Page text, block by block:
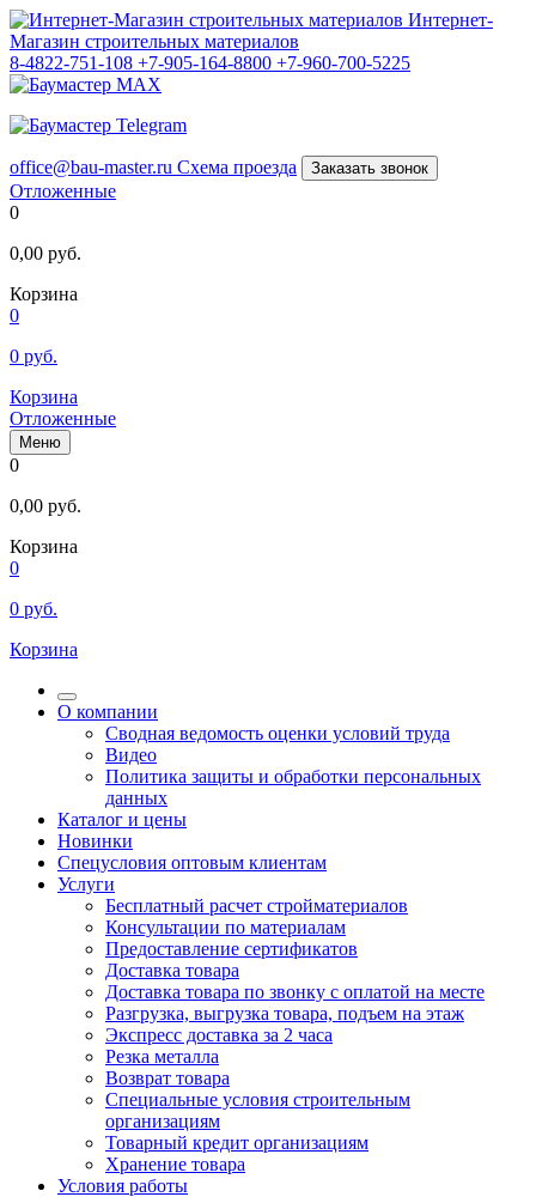
Интернет-
Магазин строительных материалов
8-4822-751-108 +7-905-164-8800 +7-960-700-5225
office@bau-master.ru Схема проезда Заказать звонок
Отложенные
0
0,00 руб.
Корзина
0
0 руб.
Корзина
Отложенные
Меню
0
0,00 руб.
Корзина
0
0 руб.
Корзина
О компании
Сводная ведомость оценки условий труда
Видео
Политика защиты и обработки персональных
данных
Каталог и цены
Новинки
Спецусловия оптовым клиентам
Услуги
Бесплатный расчет стройматериалов
Консультации по материалам
Предоставление сертификатов
Доставка товара
Доставка товара по звонку с оплатой на месте
Разгрузка, выгрузка товара, подъем на этаж
Экспресс доставка за 2 часа
Резка металла
Возврат товара
Специальные условия строительным
организациям
Товарный кредит организациям
Хранение товара
Условия работы